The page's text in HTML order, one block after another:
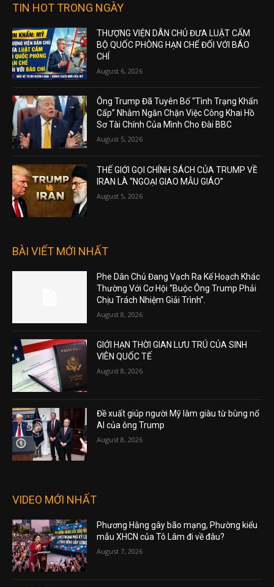
TIN HOT TRONG NGÀY
THƯỢNG VIỆN DÂN CHỦ ĐƯA LUẬT CẤM
BỘ QUỐC PHÒNG HẠN CHẾ ĐỐI VỚI BÁO
CHÍ
August 6, 2026
Ông Trump Đã Tuyên Bố “Tình Trạng Khẩn
Cấp” Nhằm Ngăn Chặn Việc Công Khai Hồ
Sơ Tài Chính Của Mình Cho Đài BBC
August 5, 2026
THẾ GIỚI GỌI CHÍNH SÁCH CỦA TRUMP VỀ
IRAN LÀ “NGOẠI GIAO MẪU GIÁO”
August 5, 2026
BÀI VIẾT MỚI NHẤT
Phe Dân Chủ Đang Vạch Ra Kế Hoạch Khác
Thường Với Cơ Hội “Buộc Ông Trump Phải
Chịu Trách Nhiệm Giải Trình”.
August 8, 2026
GIỚI HẠN THỜI GIAN LƯU TRÚ CỦA SINH
VIÊN QUỐC TẾ
August 8, 2026
Đề xuất giúp người Mỹ làm giàu từ bùng nổ
AI của ông Trump
August 8, 2026
VIDEO MỚI NHẤT
Phương Hằng gây bão mạng, Phường kiểu
mẫu XHCN của Tô Lâm đi về đâu?
August 7, 2026